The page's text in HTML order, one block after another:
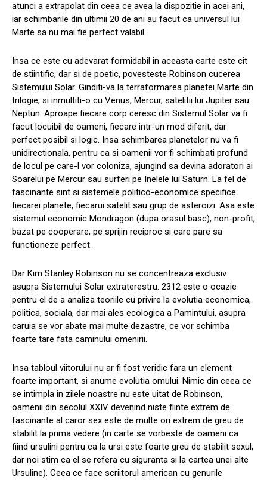
atunci a extrapolat din ceea ce avea la dispozitie in acei ani,
iar schimbarile din ultimii 20 de ani au facut ca universul lui
Marte sa nu mai fie perfect valabil.
Insa ce este cu adevarat formidabil in aceasta carte este cit
de stiintific, dar si de poetic, povesteste Robinson cucerea
Sistemului Solar. Ginditi-va la terraformarea planetei Marte din
trilogie, si inmultiti-o cu Venus, Mercur, satelitii lui Jupiter sau
Neptun. Aproape fiecare corp ceresc din Sistemul Solar va fi
facut locuibil de oameni, fiecare intr-un mod diferit, dar
perfect posibil si logic. Insa schimbarea planetelor nu va fi
unidirectionala, pentru ca si oamenii vor fi schimbati profund
de locul pe care-l vor coloniza, ajungind sa devina adoratori ai
Soarelui pe Mercur sau surferi pe Inelele lui Saturn. La fel de
fascinante sint si sistemele politico-economice specifice
fiecarei planete, fiecarui satelit sau grup de asteroizi. Asa este
sistemul economic Mondragon (dupa orasul basc), non-profit,
bazat pe cooperare, pe sprijin reciproc si care pare sa
functioneze perfect.
Dar Kim Stanley Robinson nu se concentreaza exclusiv
asupra Sistemului Solar extraterestru. 2312 este o ocazie
pentru el de a analiza teoriile cu privire la evolutia economica,
politica, sociala, dar mai ales ecologica a Pamintului, asupra
caruia se vor abate mai multe dezastre, ce vor schimba
foarte tare fata caminului omenirii.
Insa tabloul viitorului nu ar fi fost veridic fara un element
foarte important, si anume evolutia omului. Nimic din ceea ce
se intimpla in zilele noastre nu este uitat de Robinson,
oamenii din secolul XXIV devenind niste fiinte extrem de
fascinante al caror sex este de multe ori extrem de greu de
stabilit la prima vedere (in carte se vorbeste de oameni ca
fiind ursulini pentru ca la ursi este foarte greu de stabilit sexul,
dar noi stim ca el se refera cu siguranta si la cartea unei alte
Ursuline). Ceea ce face scriitorul american cu genurile